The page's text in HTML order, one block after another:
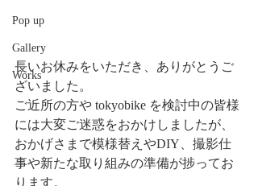
Pop up
Gallery
Works
長いお休みをいただき、ありがとうご
ざいました。
ご近所の方や tokyobike を検討中の皆様
には大変ご迷惑をおかけしましたが、
おかげさまで模様替えやDIY、撮影仕
事や新たな取り組みの準備が捗ってお
ります。